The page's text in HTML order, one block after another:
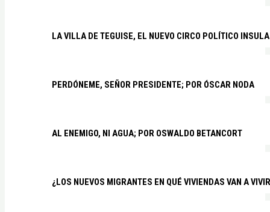
LA VILLA DE TEGUISE, EL NUEVO CIRCO POLÍTICO
PERDÓNEME, SEÑOR PRESIDENTE; POR ÓSCAR NODA
AL ENEMIGO, NI AGUA; POR OSWALDO BETANCORT
¿LOS NUEVOS MIGRANTES EN QUÉ VIVIENDAS VAN A